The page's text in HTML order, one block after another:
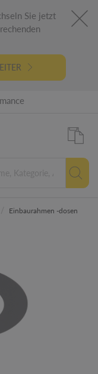
Sie jetzt
Einbaurahmen -dosen